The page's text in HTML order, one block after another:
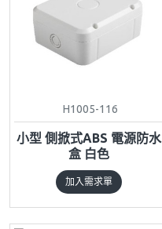
H1005-116
小型 側掀式ABS 電源防水
盒 白色
加入需求單